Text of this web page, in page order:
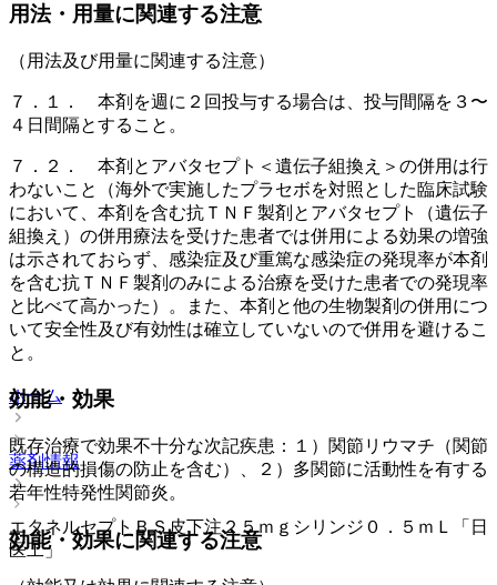
用法・用量に関連する注意
（用法及び用量に関連する注意）
７．１． 本剤を週に２回投与する場合は、投与間隔を３〜
４日間隔とすること。
７．２． 本剤とアバタセプト＜遺伝子組換え＞の併用は行
わないこと（海外で実施したプラセボを対照とした臨床試験
において、本剤を含む抗ＴＮＦ製剤とアバタセプト（遺伝子
組換え）の併用療法を受けた患者では併用による効果の増強
は示されておらず、感染症及び重篤な感染症の発現率が本剤
を含む抗ＴＮＦ製剤のみによる治療を受けた患者での発現率
と比べて高かった）。また、本剤と他の生物製剤の併用につ
いて安全性及び有効性は確立していないので併用を避けるこ
と。
効能・効果
既存治療で効果不十分な次記疾患：１）関節リウマチ（関節
の構造的損傷の防止を含む）、２）多関節に活動性を有する
若年性特発性関節炎。
効能・効果に関連する注意
ホーム
薬剤情報
エタネルセプトＢＳ皮下注２５ｍｇシリンジ０．５ｍＬ「日
医工」